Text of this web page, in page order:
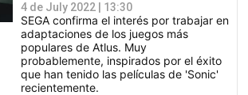
4 de July 2022 | 13:30
SEGA confirma el interés por trabajar en
adaptaciones de los juegos más
populares de Atlus. Muy
probablemente, inspirados por el éxito
que han tenido las películas de 'Sonic'
recientemente.